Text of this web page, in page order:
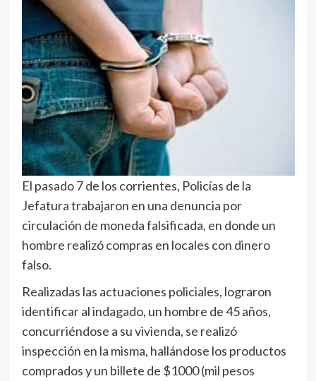
El pasado 7 de los corrientes, Policías de la
Jefatura trabajaron en una denuncia por
circulación de moneda falsificada, en donde un
hombre realizó compras en locales con dinero
falso.
Realizadas las actuaciones policiales, lograron
identificar al indagado, un hombre de 45 años,
concurriéndose a su vivienda, se realizó
inspección en la misma, hallándose los productos
comprados y un billete de $1000 (mil pesos